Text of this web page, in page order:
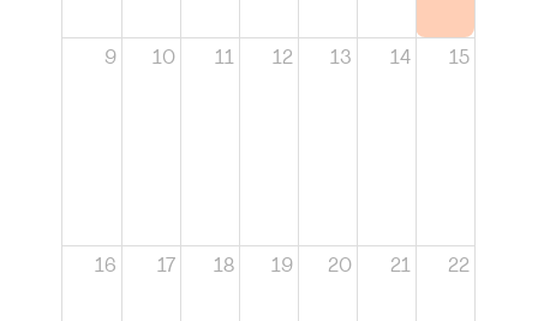
9 10 11 12 13 14 15
16 17 18 19 20 21 22